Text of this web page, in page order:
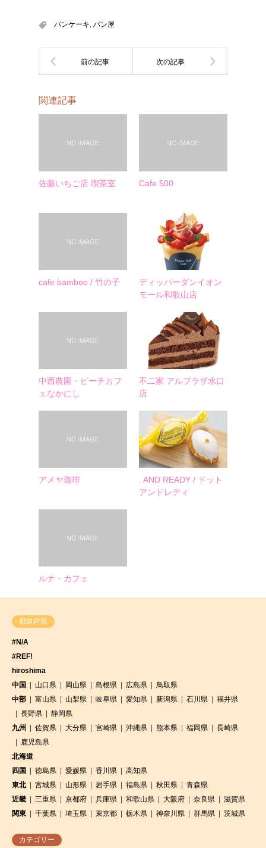
パンケーキ, パン屋
関連記事
佐藤いちご店 喫茶室 Cafe 500
cafe bamboo / 竹の子
ディッパーダンイオン
モール和歌山店
中西農園・ピーチカフ
ェなかにし
不二家 アルプラザ水口
店
アメヤ珈琲
. AND READY / ドット
アンドレディ
ルナ・カフェ
都道府県
#N/A
#REF!
hiroshima
中国
山口県 岡山県 島根県 広島県
鳥取県
中部
富山県 山梨県 岐阜県 愛知県 新潟県 石川県
福井県
長野県
静岡県
九州
佐賀県 大分県 宮崎県 沖縄県 熊本県 福岡県
長崎県
鹿児島県
北海道
四国
徳島県 愛媛県 香川県
高知県
東北
宮城県 山形県 岩手県 福島県 秋田県
青森県
近畿
三重県 京都府 兵庫県 和歌山県 大阪府 奈良県
滋賀県
関東
千葉県 埼玉県 東京都 栃木県 神奈川県 群馬県 茨城県
カテゴリー